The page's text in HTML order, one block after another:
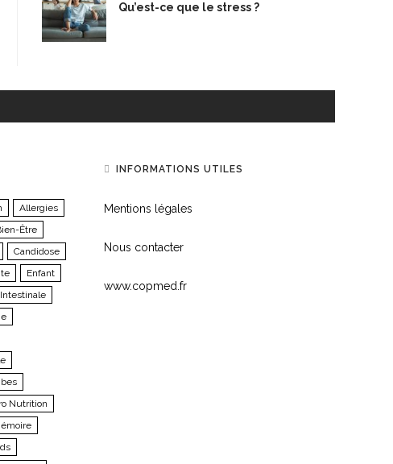
Qu’est-ce que le stress ?
Allergies
Être
Candidose
Enfant
Nutrition
INFORMATIONS UTILES
Mentions légales
Nous contacter
www.copmed.fr